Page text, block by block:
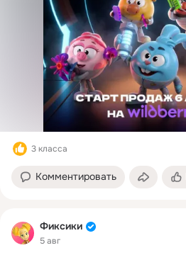
3 класса
Комментировать
Фиксики
5 авг